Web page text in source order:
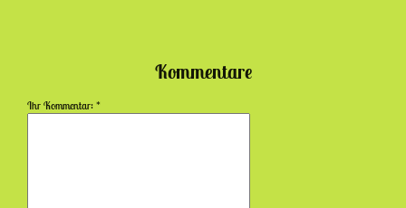
Kommentare
Ihr Kommentar: *